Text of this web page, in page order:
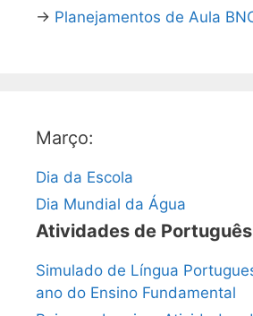
→ Planejamentos de Aula
Março:
Dia da Escola
Dia Mundial da Água
Atividades de Português
Simulado de Língua
ano do Ensino Fundamental